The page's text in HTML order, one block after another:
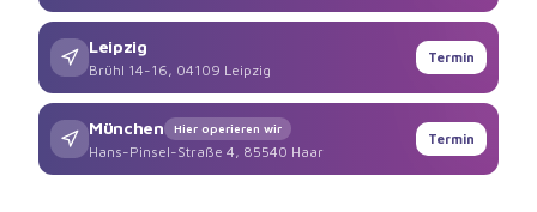
Leipzig
Brühl 14-16, 04109 Leipzig
Termin
München Hier operieren wir
Hans-Pinsel-Straße 4, 85540 Haar
Termin